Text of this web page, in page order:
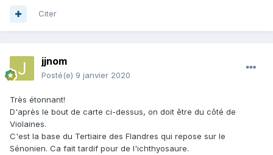
Citer
jjnom
Posté(e) 9 janvier 2020
Très étonnant!
D'après le bout de carte ci-dessus, on doit être du côté de
Violaines.
C'est la base du Tertiaire des Flandres qui repose sur le
Sénonien. Ca fait tardif pour de l'ichthyosaure.